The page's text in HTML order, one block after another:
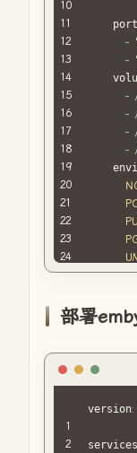
-
-
-
-
-
-
部署
version:
services